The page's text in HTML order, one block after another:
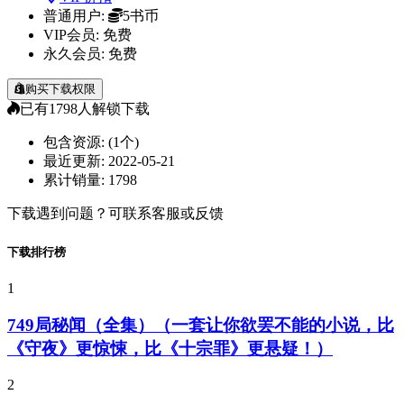
普通用户:
5书币
VIP会员: 免费
永久会员: 免费
购买下载权限
已有1798人解锁下载
包含资源: (1个)
最近更新: 2022-05-21
累计销量: 1798
下载遇到问题？可联系客服或反馈
下载排行榜
1
749局秘闻（全集）（一套让你欲罢不能的小说，比
《守夜》更惊悚，比《十宗罪》更悬疑！）
2